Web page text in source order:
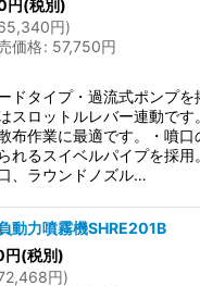
円(税別)
円)
価格: 57,750円
ドタイプ・過流式ポンプを
スロットルレバー連動で
布作業に最適です。・噴口
れるスイベルパイプを採用
、ラウンドノズル…
動力噴霧機SHRE201B
円(税別)
円)